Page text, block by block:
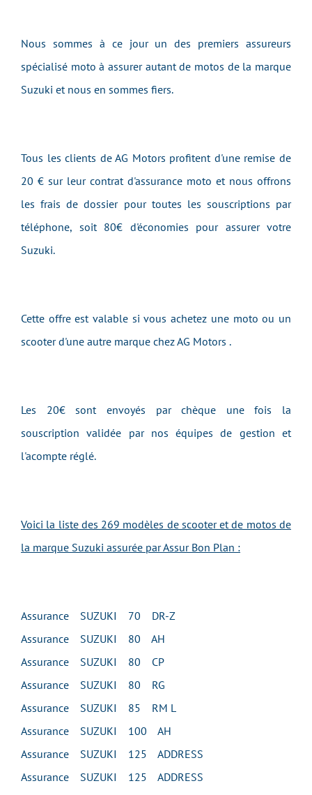
Nous sommes à ce jour un des premiers assureurs
spécialisé moto à assurer autant de motos de la marque
Suzuki et nous en sommes fiers.
Tous les clients de AG Motors profitent d'une remise de
20 € sur leur contrat d'assurance moto et nous offrons
les frais de dossier pour toutes les souscriptions par
téléphone, soit 80€ d'économies pour assurer votre
Suzuki.
Cette offre est valable si vous achetez une moto ou un
scooter d'une autre marque chez AG Motors .
Les 20€ sont envoyés par chèque une fois la
souscription validée par nos équipes de gestion et
l'acompte réglé.
Voici la liste des 269 modèles de scooter et de motos de
la marque Suzuki assurée par Assur Bon Plan :
Assurance SUZUKI 70 DR-Z
Assurance SUZUKI 80 AH
Assurance SUZUKI 80 CP
Assurance SUZUKI 80 RG
Assurance SUZUKI 85 RM L
Assurance SUZUKI 100 AH
Assurance SUZUKI 125 ADDRESS
Assurance SUZUKI 125 ADDRESS